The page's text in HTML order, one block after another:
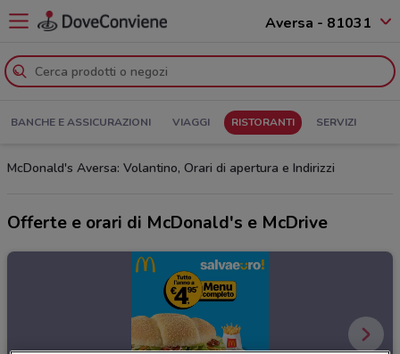
Aversa - 81031
BANCHE E ASSICURAZIONI VIAGGI RISTORANTI SERVIZI
McDonald's Aversa: Volantino, Orari di apertura e Indirizzi
Offerte e orari di McDonald's e McDrive